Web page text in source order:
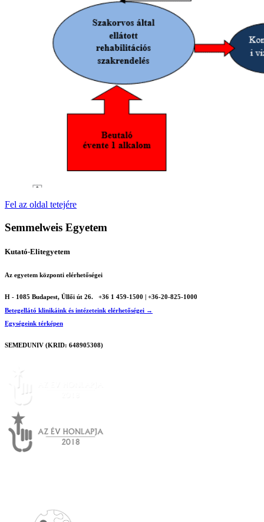
Fel az oldal tetejére
Semmelweis Egyetem
Kutató-Elitegyetem
Az egyetem központi elérhetőségei
H - 1085 Budapest, Üllői út 26.
+36 1 459-1500 | +36-20-825-1000
Betegellátó klinikáink és intézeteink elérhetőségei →
Egységeink térképen
SEMEDUNIV (KRID: 648905308)